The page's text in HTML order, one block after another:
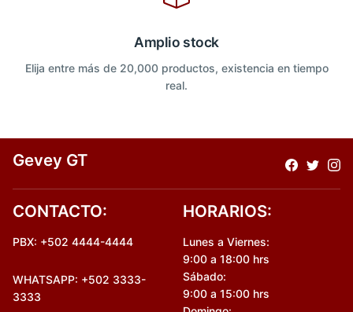
Amplio stock
Elija entre más de 20,000 productos, existencia en tiempo
real.
Gevey GT
CONTACTO:
PBX: +502 4444-4444
WHATSAPP: +502 3333-
3333
HORARIOS:
Lunes a Viernes:
9:00 a 18:00 hrs
Sábado:
9:00 a 15:00 hrs